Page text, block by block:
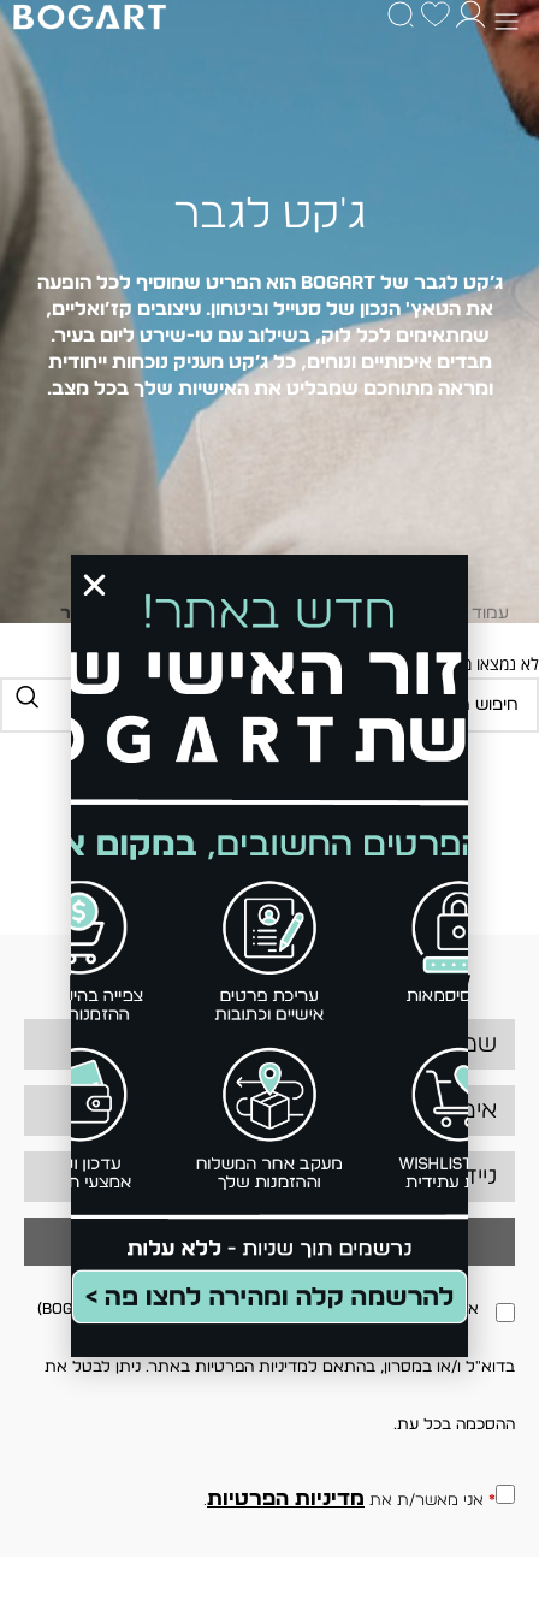
ג'קט לגבר
ג׳קט לגבר
של BOGART הוא הפריט שמוסיף לכל הופעה
את הטאץ' הנכון של סטייל וביטחון. עיצובים קז׳ואליים,
שמתאימים לכל לוק, בשילוב עם טי-שירט ליום בעיר.
מבדים איכותיים ונוחים, כל ג׳קט מעניק נוכחות ייחודית
ומראה מתוחכם שמבליט את האישיות שלך בכל מצב.
עמוד הבית קולקציית חורף מעילים וג'קטים ג'קט לגבר
לא נמצאו מוצרים התואמים את בחירתך.
be the first to know
אני מאשר/ת קבלת דיוור פרסומי ותוכן שיווקי מבוגארט (BOGART)
בדוא"ל ו/או במסרון, בהתאם למדיניות הפרטיות באתר. ניתן לבטל את
ההסכמה בכל עת.
שלח
* אני מאשר/ת את מדיניות הפרטיות